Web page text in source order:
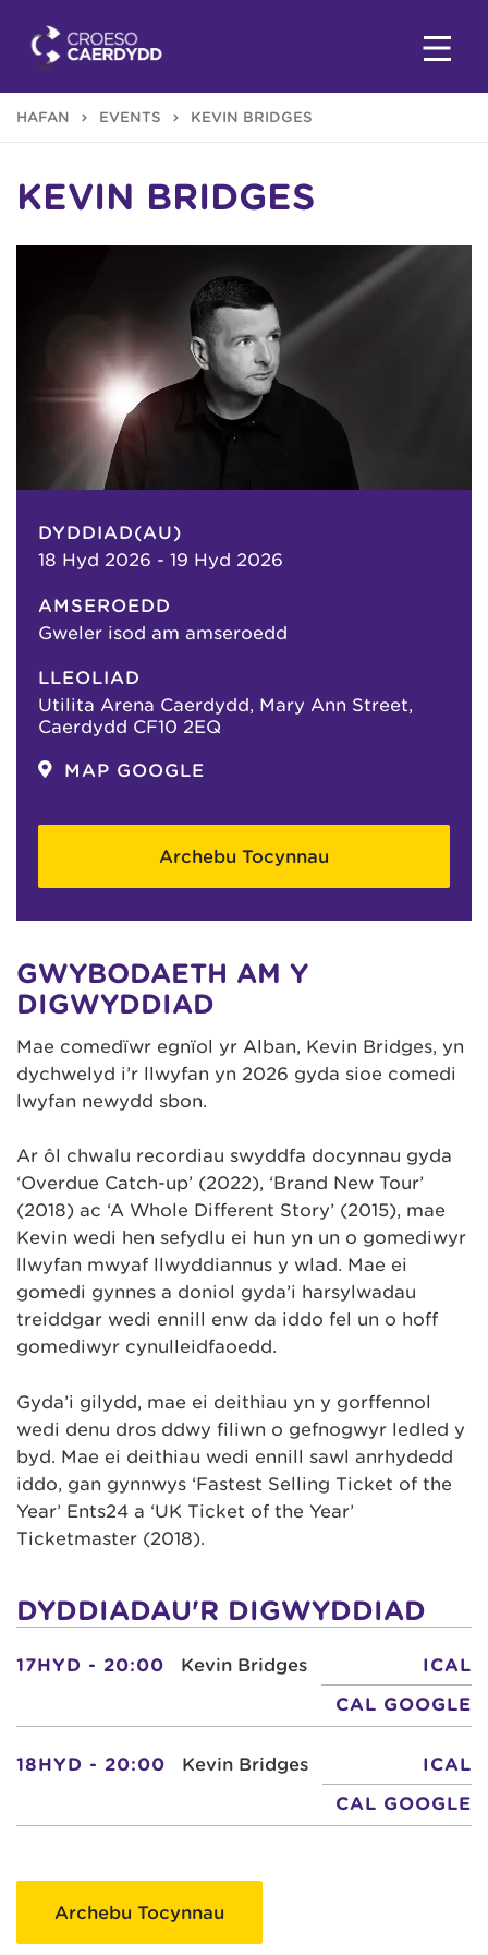
HAFAN EVENTS KEVIN BRIDGES
KEVIN BRIDGES
DYDDIAD(AU)
18 Hyd 2026 - 19 Hyd 2026
AMSEROEDD
Gweler isod am amseroedd
LLEOLIAD
Utilita Arena Caerdydd, Mary Ann Street,
Caerdydd CF10 2EQ
MAP GOOGLE
Archebu Tocynnau
GWYBODAETH AM Y
DIGWYDDIAD
Mae comedïwr egnïol yr Alban, Kevin Bridges, yn
dychwelyd i’r llwyfan yn 2026 gyda sioe comedi
lwyfan newydd sbon.
Ar ôl chwalu recordiau swyddfa docynnau gyda
‘Overdue Catch-up’ (2022), ‘Brand New Tour’
(2018) ac ‘A Whole Different Story’ (2015), mae
Kevin wedi hen sefydlu ei hun yn un o gomediwyr
llwyfan mwyaf llwyddiannus y wlad. Mae ei
gomedi gynnes a doniol gyda’i harsylwadau
treiddgar wedi ennill enw da iddo fel un o hoff
gomediwyr cynulleidfaoedd.
Gyda’i gilydd, mae ei deithiau yn y gorffennol
wedi denu dros ddwy filiwn o gefnogwyr ledled y
byd. Mae ei deithiau wedi ennill sawl anrhydedd
iddo, gan gynnwys ‘Fastest Selling Ticket of the
Year’ Ents24 a ‘UK Ticket of the Year’
Ticketmaster (2018).
DYDDIADAU'R DIGWYDDIAD
17HYD - 20:00 Kevin Bridges
ICAL
CAL GOOGLE
18HYD - 20:00 Kevin Bridges
ICAL
CAL GOOGLE
Archebu Tocynnau